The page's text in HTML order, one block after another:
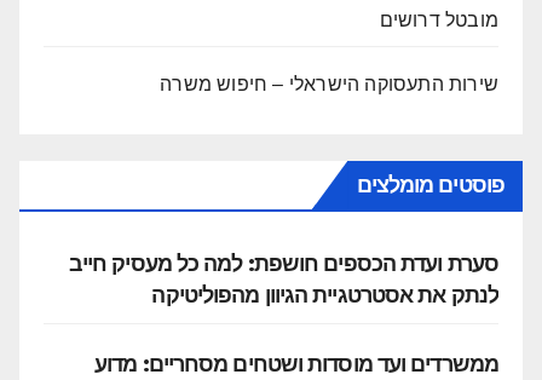
מובטל דרושים
שירות התעסוקה הישראלי – חיפוש משרה
פוסטים מומלצים
סערת ועדת הכספים חושפת: למה כל מעסיק חייב
לנתק את אסטרטגיית הגיוון מהפוליטיקה
ממשרדים ועד מוסדות ושטחים מסחריים: מדוע